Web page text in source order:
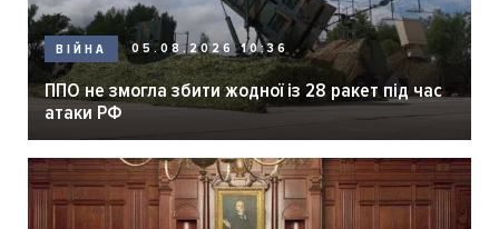
ВІЙНА 05.08.2026 10:36
ППО не змогла збити жодної із 28 ракет під час
атаки РФ